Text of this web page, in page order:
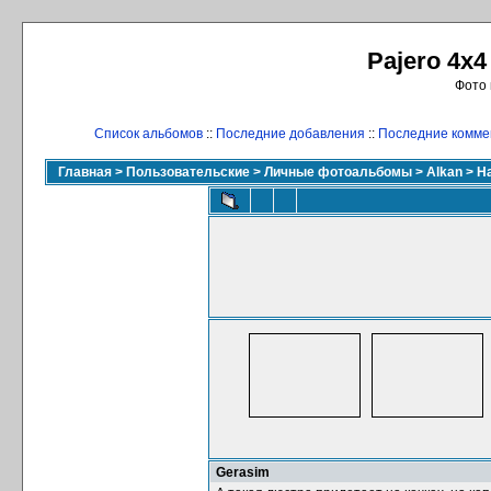
Pajero
Фото
Список альбомов :: Последние добавления :: Последние
Главная > Пользовательские > Личные фотоальбомы > Alkan >
Gerasim